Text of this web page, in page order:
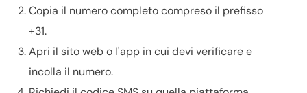
Copia il numero completo compreso il prefisso
+31.
Apri il sito web o l'app in cui devi verificare e
incolla il numero.